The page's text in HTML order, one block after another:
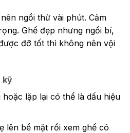
ngồi thử vài phút. Cảm
Ghế đẹp nhưng ngồi bí,
đỡ tốt thì không nên vội
kỹ
hoặc lặp lại có thể là dấu hiệu
lên bề mặt rồi xem ghế có